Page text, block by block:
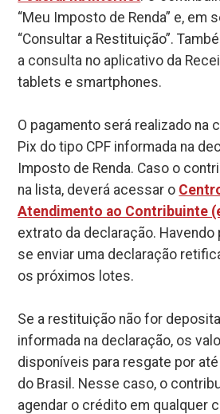
“Meu Imposto de Renda” e, em
“Consultar a Restituição”.
a consulta no aplicativo da
tablets e smartphones.
O pagamento será realizado na
Pix do tipo CPF informada na
Imposto de Renda. Caso o
na lista, deverá acessar o
Atendimento ao Contribuinte
extrato da declaração. Havendo
se enviar uma declaração
os próximos lotes.
Se a restituição não for
informada na declaração, os
disponíveis para resgate por
do Brasil. Nesse caso, o
agendar o crédito em qualquer